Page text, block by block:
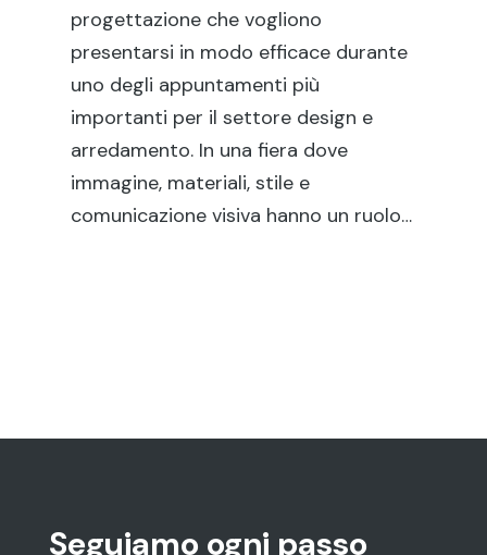
progettazione che vogliono
presentarsi in modo efficace durante
uno degli appuntamenti più
importanti per il settore design e
arredamento. In una fiera dove
immagine, materiali, stile e
comunicazione visiva hanno un ruolo…
Seguiamo ogni passo